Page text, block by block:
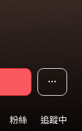
粉絲 追蹤中